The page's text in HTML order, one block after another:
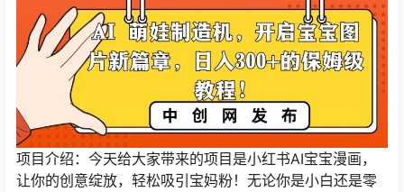
项目介绍：今天给大家带来的项目是小红书AI宝宝漫画，
让你的创意绽放，轻松吸引宝妈粉！无论你是小白还是零